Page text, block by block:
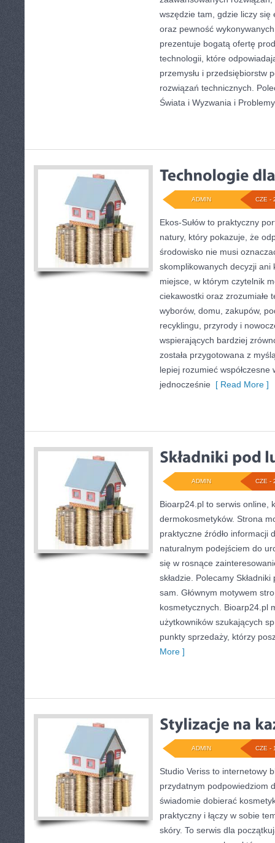
wszędzie tam, gdzie liczy się
oraz pewność
prezentuje bogatą ofertę
technologii, które
przemysłu i przedsiębiorstw
rozwiązań technicznych.
Świata i Wyzwania i Problemy
CZE -
ADMIN
Ekos-Sułów to praktyczny
natury, który pokazuje, że
środowisko nie musi
skomplikowanych decyzji ani
miejsce, w którym czytelnik
ciekawostki oraz zrozumiałe
wyborów, domu, zakupów,
recyklingu, przyrody i
wspierających bardziej
została przygotowana z
lepiej rozumieć
jednocześnie [ Read More ]
CZE -
ADMIN
Bioarp24.pl to serwis online,
dermokosmetyków. Strona
praktyczne źródło informacji
naturalnym podejściem do
się w rosnące
składzie. Polecamy
sam. Głównym motywem
kosmetycznych. Bioarp24.pl
użytkowników szukających
punkty sprzedaży, którzy
More ]
CZE -
ADMIN
Studio Veriss to internetowy
przydatnym podpowiedziom
świadomie dobierać
praktyczny i łączy w sobie
skóry. To serwis dla